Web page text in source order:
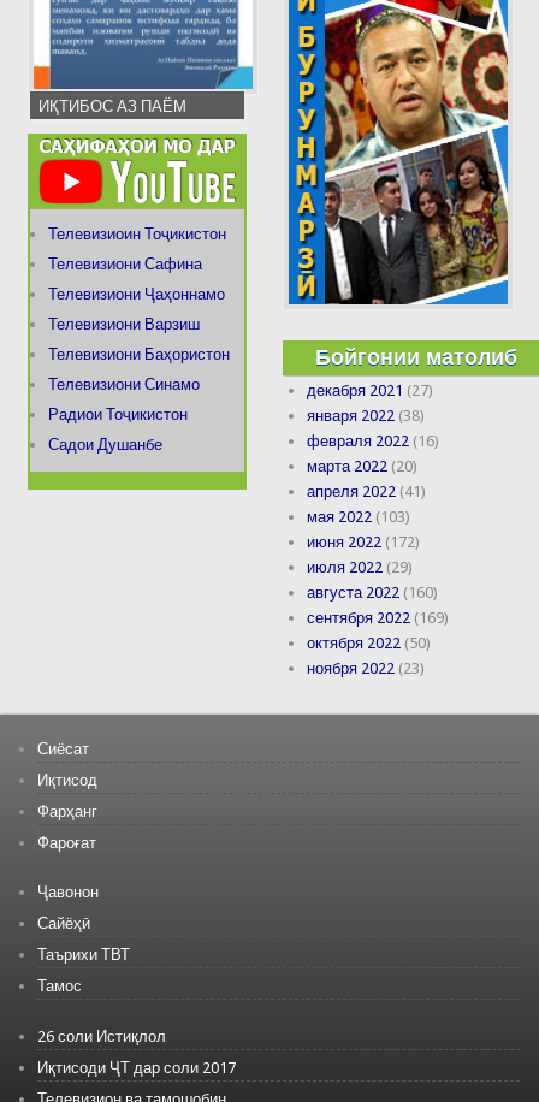
ИҚТИБОС АЗ ПАЁМ
Телевизиоин Тоҷикистон
Телевизиони Сафина
Телевизиони Ҷаҳоннамо
Телевизиони Варзиш
Телевизиони Баҳористон
Телевизиони Синамо
Радиои Тоҷикистон
Садои Душанбе
Бойгонии матолиб
декабря 2021 (27)
января 2022 (38)
февраля 2022 (16)
марта 2022 (20)
апреля 2022 (41)
мая 2022 (103)
июня 2022 (172)
июля 2022 (29)
августа 2022 (160)
сентября 2022 (169)
октября 2022 (50)
ноября 2022 (23)
Сиёсат
Иқтисод
Фарҳанг
Фароғат
Ҷавонон
Сайёҳӣ
Таърихи ТВТ
Тамос
26 соли Истиқлол
Иқтисоди ҶТ дар соли 2017